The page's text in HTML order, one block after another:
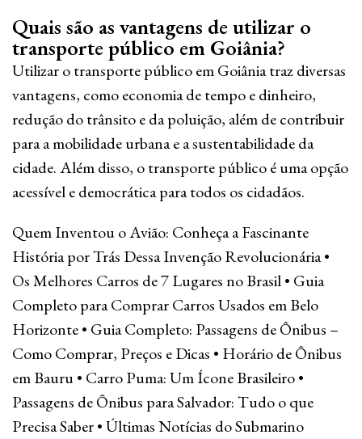
Quais são as vantagens de utilizar o
transporte público em Goiânia?
Utilizar o transporte público em Goiânia traz diversas
vantagens, como economia de tempo e dinheiro,
redução do trânsito e da poluição, além de contribuir
para a mobilidade urbana e a sustentabilidade da
cidade. Além disso, o transporte público é uma opção
acessível e democrática para todos os cidadãos.
Quem Inventou o Avião: Conheça a Fascinante
História por Trás Dessa Invenção Revolucionária•
Os Melhores Carros de 7 Lugares no Brasil• Guia
Completo para Comprar Carros Usados em Belo
Horizonte• Guia Completo: Passagens de Ônibus –
Como Comprar, Preços e Dicas • Horário de Ônibus
em Bauru• Carro Puma: Um Ícone Brasileiro•
Passagens de Ônibus para Salvador: Tudo o que
Precisa Saber•Últimas Notícias do Submarino